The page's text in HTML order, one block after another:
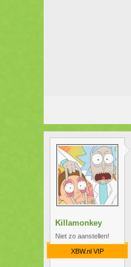
Killamonkey
Niet zo aanstellen!
XBW.nl VIP